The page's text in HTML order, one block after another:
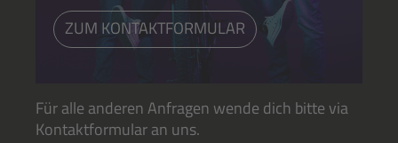
ZUM KONTAKTFORMULAR
Für alle anderen Anfragen wende dich bitte via
Kontaktformular an uns.